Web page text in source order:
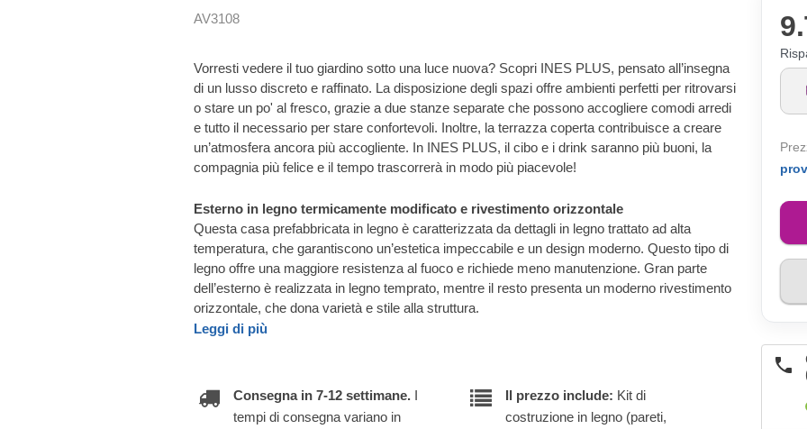
AV3108
Vorresti vedere il tuo giardino sotto una luce nuova? Scopri INES PLUS, pensato all’insegna
di un lusso discreto e raffinato. La disposizione degli spazi offre ambienti perfetti per ritrovarsi
o stare un po' al fresco, grazie a due stanze separate che possono accogliere comodi arredi
e tutto il necessario per stare confortevoli. Inoltre, la terrazza coperta contribuisce a creare
un’atmosfera ancora più accogliente. In INES PLUS, il cibo e i drink saranno più buoni, la
compagnia più felice e il tempo trascorrerà in modo più piacevole!
Esterno in legno termicamente modificato e rivestimento orizzontale
Questa casa prefabbricata in legno è caratterizzata da dettagli in legno trattato ad alta
temperatura, che garantiscono un’estetica impeccabile e un design moderno. Questo tipo di
legno offre una maggiore resistenza al fuoco e richiede meno manutenzione. Gran parte
dell’esterno è realizzata in legno temprato, mentre il resto presenta un moderno rivestimento
orizzontale, che dona varietà e stile alla struttura.
Leggi di più
Consegna in 7-12 settimane. I
tempi di consegna variano in
Il prezzo include: Kit di
costruzione in legno (pareti,